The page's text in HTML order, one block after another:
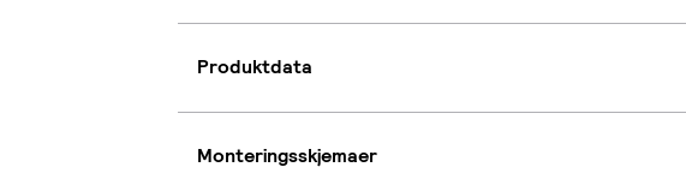
Produktdata
Monteringsskjemaer